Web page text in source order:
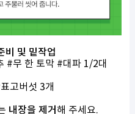
비 및 밑작업
#무 한 토막#대파1/2대
표고버섯 3개
내장을 제거 해 주세요.